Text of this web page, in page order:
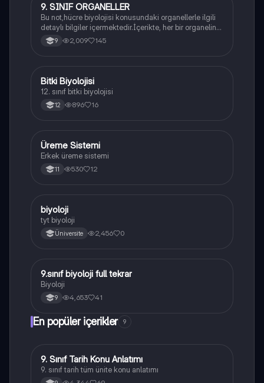
Biyoloji
9. SINIF ORGANELLER
Bu not,hücre biyolojisi konusundaki organellerle ilgili
detaylı bilgiler içermektedir.İçerikte, her bir organelin
yapısı,fonksiyonları ve hücre içindeki rolü
açıklanmaktadır.
9 2,009 145
Biyoloji
Bitki Biyolojisi
12. sınıf bitki biyolojisi
12 896 16
Biyoloji
Üreme Sistemi
Erkek üreme sistemi
11 530 12
BBiyoloji
biyoloji
tyt biyoloji
Üniversite 2,456 0
Biyoloji
9.sınıf biyoloji full tekrar
Biyoloji
9 4,653 41
En popüler içerikler 9
Tarih
9. Sınıf Tarih Konu Anlatımı
9. sınıf tarih tüm ünite konu anlatımı